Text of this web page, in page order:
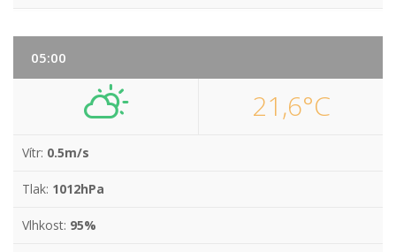
05:00
21,6°C
Vítr: 0.5m/s
Tlak: 1012hPa
Vlhkost: 95%